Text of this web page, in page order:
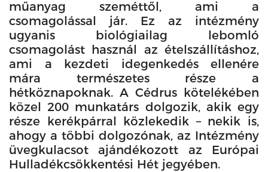
műanyag szeméttől, ami a
csomagolással jár. Ez az intézmény
ugyanis biológiailag lebomló
csomagolást használ az ételszállításhoz,
ami a kezdeti idegenkedés ellenére
mára természetes része a
hétköznapoknak. A Cédrus kötelékében
közel 200 munkatárs dolgozik, akik egy
része kerékpárral közlekedik – nekik is,
ahogy a többi dolgozónak, az Intézmény
üvegkulacsot ajándékozott az Európai
Hulladékcsökkentési Hét jegyében.